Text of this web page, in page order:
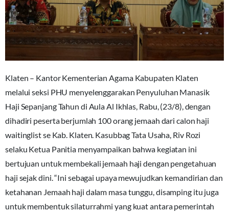
Klaten – Kantor Kementerian Agama Kabupaten Klaten
melalui seksi PHU menyelenggarakan Penyuluhan Manasik
Haji Sepanjang Tahun di Aula Al Ikhlas, Rabu, (23/8), dengan
dihadiri peserta berjumlah 100 orang jemaah dari calon haji
waitinglist se Kab. Klaten. Kasubbag Tata Usaha, Riv Rozi
selaku Ketua Panitia menyampaikan bahwa kegiatan ini
bertujuan untuk membekali jemaah haji dengan pengetahuan
haji sejak dini. “Ini sebagai upaya mewujudkan kemandirian dan
ketahanan Jemaah haji dalam masa tunggu, disamping itu juga
untuk membentuk silaturrahmi yang kuat antara pemerintah